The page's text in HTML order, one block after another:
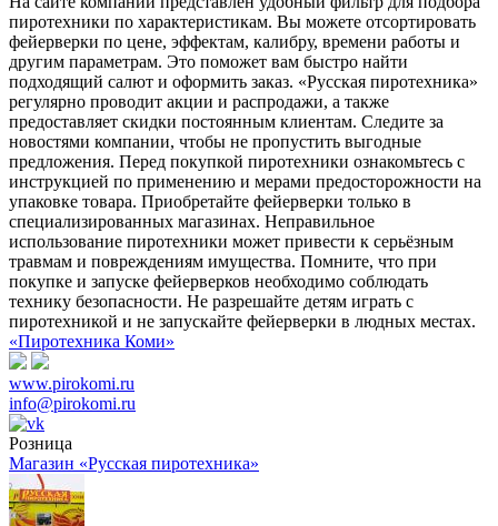
пиротехники по характеристикам. Вы можете отсортировать
фейерверки по цене, эффектам, калибру, времени работы и
другим параметрам. Это поможет вам быстро найти
подходящий салют и оформить заказ. «Русская пиротехника»
регулярно проводит акции и распродажи, а также
предоставляет скидки постоянным клиентам. Следите за
новостями компании, чтобы не пропустить выгодные
предложения. Перед покупкой пиротехники ознакомьтесь с
инструкцией по применению и мерами предосторожности на
упаковке товара. Приобретайте фейерверки только в
специализированных магазинах. Неправильное
использование пиротехники может привести к серьёзным
травмам и повреждениям имущества. Помните, что при
покупке и запуске фейерверков необходимо соблюдать
технику безопасности. Не разрешайте детям играть с
пиротехникой и не запускайте фейерверки в людных местах.
«Пиротехника Коми»
www.pirokomi.ru
info@pirokomi.ru
Розница
Магазин «Русская пиротехника»